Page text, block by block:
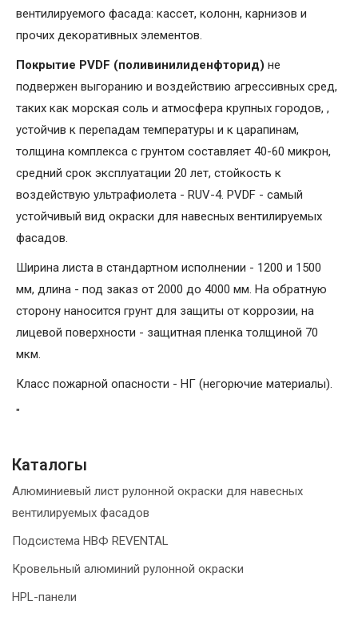
вентилируемого фасада: кассет, колонн, карнизов и
прочих декоративных элементов.
Покрытие PVDF (поливинилиденфторид) не
подвержен выгоранию и воздействию агрессивных сред,
таких как морская соль и атмосфера крупных городов, ,
устойчив к перепадам температуры и к царапинам,
толщина комплекса с грунтом составляет 40-60 микрон,
средний срок эксплуатации 20 лет, стойкость к
воздействую ультрафиолета - RUV-4. PVDF - самый
устойчивый вид окраски для навесных вентилируемых
фасадов.
Ширина листа в стандартном исполнении - 1200 и 1500
мм, длина - под заказ от 2000 до 4000 мм. На обратную
сторону наносится грунт для защиты от коррозии, на
лицевой поверхности - защитная пленка толщиной 70
мкм.
Класс пожарной опасности - НГ (негорючие материалы).
"
Каталогы
Алюминиевый лист рулонной окраски для навесных
вентилируемых фасадов
Подсистема НВФ REVENTAL
Кровельный алюминий рулонной окраски
HPL-панели